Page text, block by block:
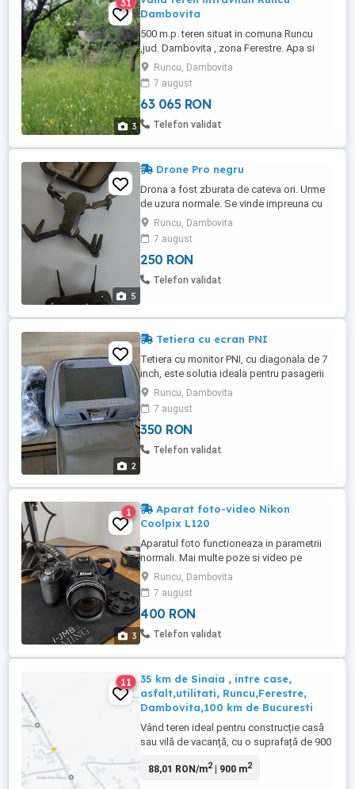
3
31
Dambovita
500 m.p. teren situat in comuna Runcu
,jud. Dambovita , zona Ferestre. Apa si
curent in zona.
Runcu, Dambovita
7 august
63 065 RON
Telefon validat
5
Drone Pro negru
Drona a fost zburata de cateva ori. Urme
de uzura normale. Se vinde impreuna cu
geanta si instructiuni. Camera duala. Pret
negociabil.
Runcu, Dambovita
7 august
250 RON
Telefon validat
2
Tetiera cu ecran PNI
Tetiera cu monitor PNI, cu diagonala de 7
inch, este solutia ideala pentru pasagerii
din spate. Ofera confort si distractie, fiind
usor de instalat si de utilizat in timpul
calatoriilor lungi. Monitor pentru tetier cu
Display HD de 7 INCH, ecran TFT-LCD,
suport USB, MP5 Player
Runcu, Dambovita
7 august
350 RON
Telefon validat
3
1
Aparat foto-video Nikon
Coolpix L120
Aparatul foto functioneaza in parametrii
normali. Mai multe poze si video pe
whatsapp. Se vinde impreuna cu baterii si
cu un card de 16 GB.
Runcu, Dambovita
7 august
400 RON
Telefon validat
11
35 km de Sinaia , intre case,
asfalt,utilitati, Runcu,Ferestre,
Dambovita,100 km de Bucuresti
Vând teren ideal pentru construcție casă
sau vilă de vacanță, cu o suprafață de 900
Proprietatea are o deschidere generoasă
88,01 RON/m2| 900 m2